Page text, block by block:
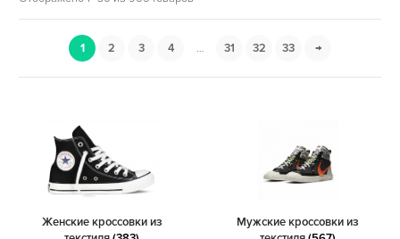
1 2 3 4 … 31 32 33 →
Женские кроссовки из
Мужские кроссовки из